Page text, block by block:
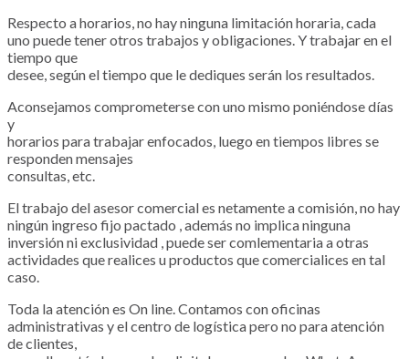
Respecto a horarios, no hay ninguna limitación horaria, cada
uno puede tener otros trabajos y obligaciones. Y trabajar en el
tiempo que
desee, según el tiempo que le dediques serán los resultados.
Aconsejamos comprometerse con uno mismo poniéndose días
y
horarios para trabajar enfocados, luego en tiempos libres se
responden mensajes
consultas, etc.
El trabajo del asesor comercial es netamente a comisión, no hay
ningún ingreso fijo pactado , además no implica ninguna
inversión ni exclusividad , puede ser comlementaria a otras
actividades que realices u productos que comercialices en tal
caso.
Toda la atención es On line. Contamos con oficinas
administrativas y el centro de logística pero no para atención
de clientes,